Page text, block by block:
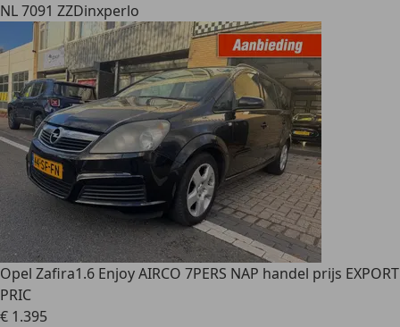
NL 7091 ZZDinxperlo
Opel Zafira1.6 Enjoy AIRCO 7PERS NAP handel prijs EXPORT
PRIC
€ 1.395